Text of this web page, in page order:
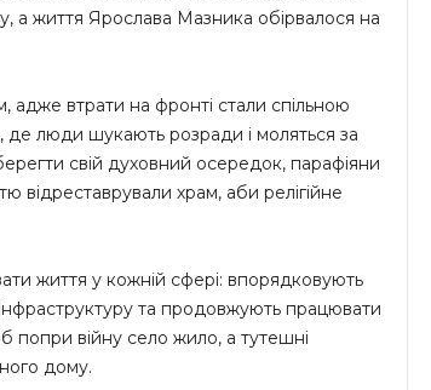
а життя Ярослава Мазника обірвалося на
адже втрати на фронті стали спільною
люди шукають розради і моляться за
свій духовний осередок, парафіяни
відреставрували храм, аби релігійне
життя у кожній сфері: впорядковують
та продовжують працювати
попри війну село жило, а тутешні
дому.